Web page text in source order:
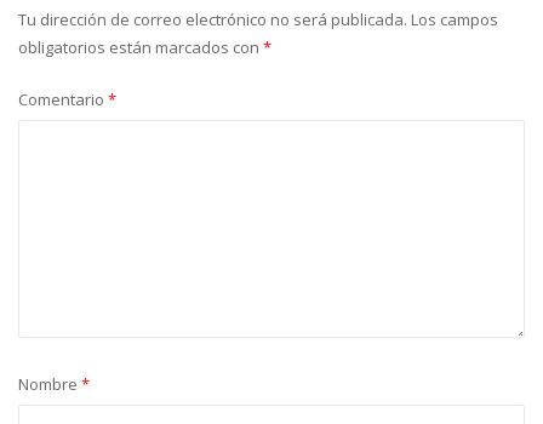
Tu dirección de correo electrónico no será publicada. Los campos
obligatorios están marcados con *
Comentario *
Nombre *